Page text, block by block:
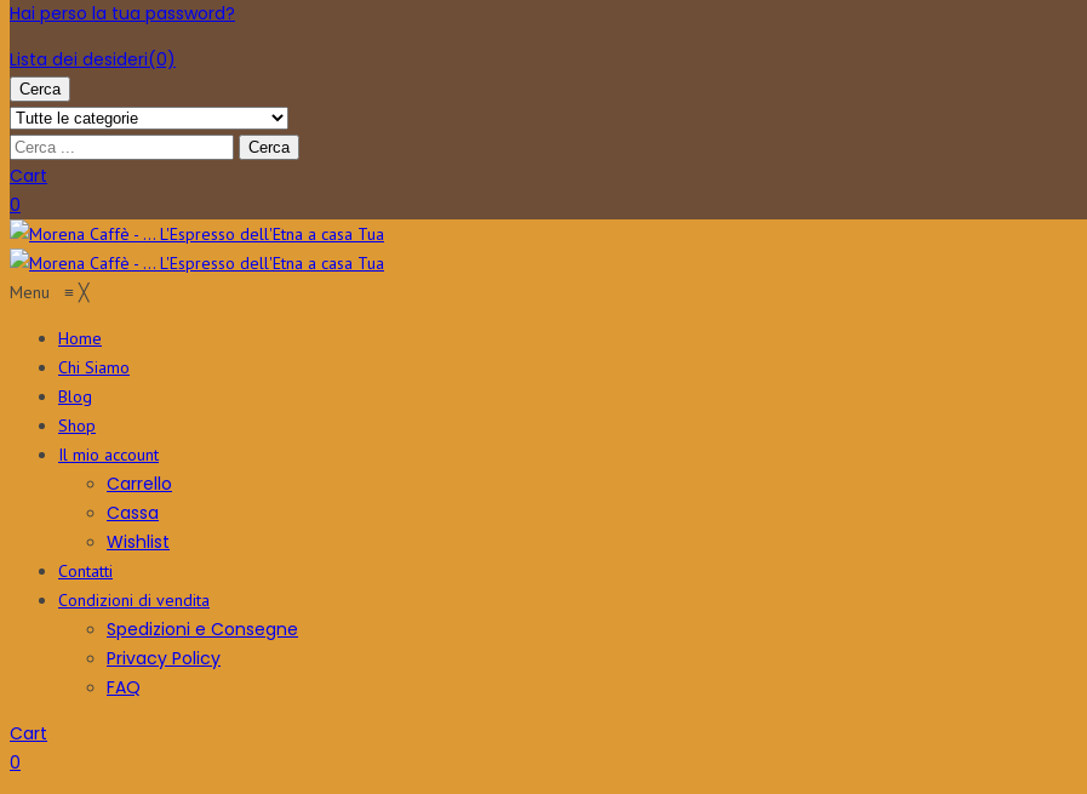
Hai perso la tua password?
Lista dei desideri(0)
Cerca
Cart
0
Menu ≡ ╳
Home
Chi Siamo
Blog
Shop
Il mio account
Carrello
Cassa
Wishlist
Contatti
Condizioni di vendita
Spedizioni e Consegne
Privacy Policy
FAQ
Cart
0